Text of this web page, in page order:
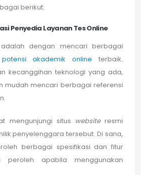
berikut:
Penyedia Layanan Tes Online
dengan mencari berbagai
akademik online terbaik.
kecanggihan teknologi yang ada,
mudah mencari berbagai referensi
mengunjungi situs websiteresmi
penyelenggara tersebut. Di sana,
berbagai spesifikasi dan fitur
apabila menggunakan